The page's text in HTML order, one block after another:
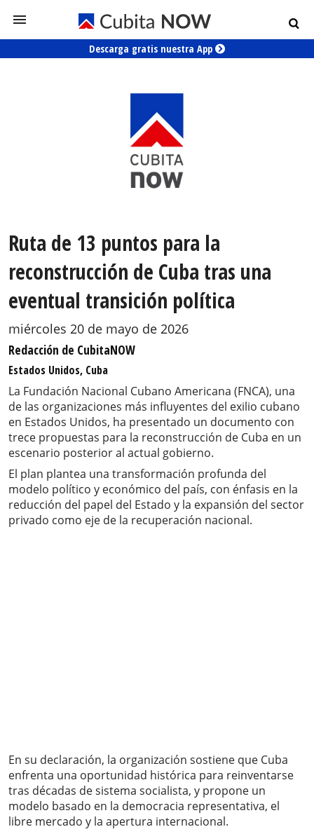
Descarga gratis nuestra App
Ruta de 13 puntos para la
reconstrucción de Cuba tras una
eventual transición política
miércoles 20 de mayo de 2026
Redacción de CubitaNOW
Estados Unidos, Cuba
La Fundación Nacional Cubano Americana (FNCA), una
de las organizaciones más influyentes del exilio cubano
en Estados Unidos, ha presentado un documento con
trece propuestas para la reconstrucción de Cuba en un
escenario posterior al actual gobierno.
El plan plantea una transformación profunda del
modelo político y económico del país, con énfasis en la
reducción del papel del Estado y la expansión del sector
privado como eje de la recuperación nacional.
En su declaración, la organización sostiene que Cuba
enfrenta una oportunidad histórica para reinventarse
tras décadas de sistema socialista, y propone un
modelo basado en la democracia representativa, el
libre mercado y la apertura internacional.